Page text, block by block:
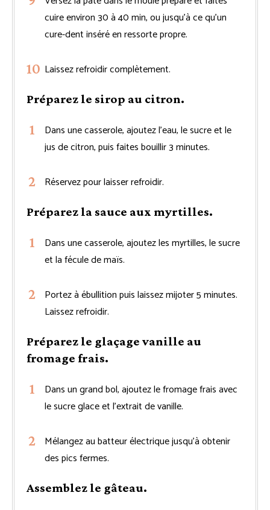
cuire environ 30 à 40 min, ou jusqu’à ce qu’un
cure-dent inséré en ressorte propre.
Laissez refroidir complètement.
Préparez le sirop au citron.
Dans une casserole, ajoutez l’eau, le sucre et le
jus de citron, puis faites bouillir 3 minutes.
Réservez pour laisser refroidir.
Préparez la sauce aux myrtilles.
Dans une casserole, ajoutez les myrtilles, le sucre
et la fécule de maïs.
Portez à ébullition puis laissez mijoter 5 minutes.
Laissez refroidir.
Préparez le glaçage vanille au
fromage frais.
Dans un grand bol, ajoutez le fromage frais avec
le sucre glace et l’extrait de vanille.
Mélangez au batteur électrique jusqu’à obtenir
des pics fermes.
Assemblez le gâteau.